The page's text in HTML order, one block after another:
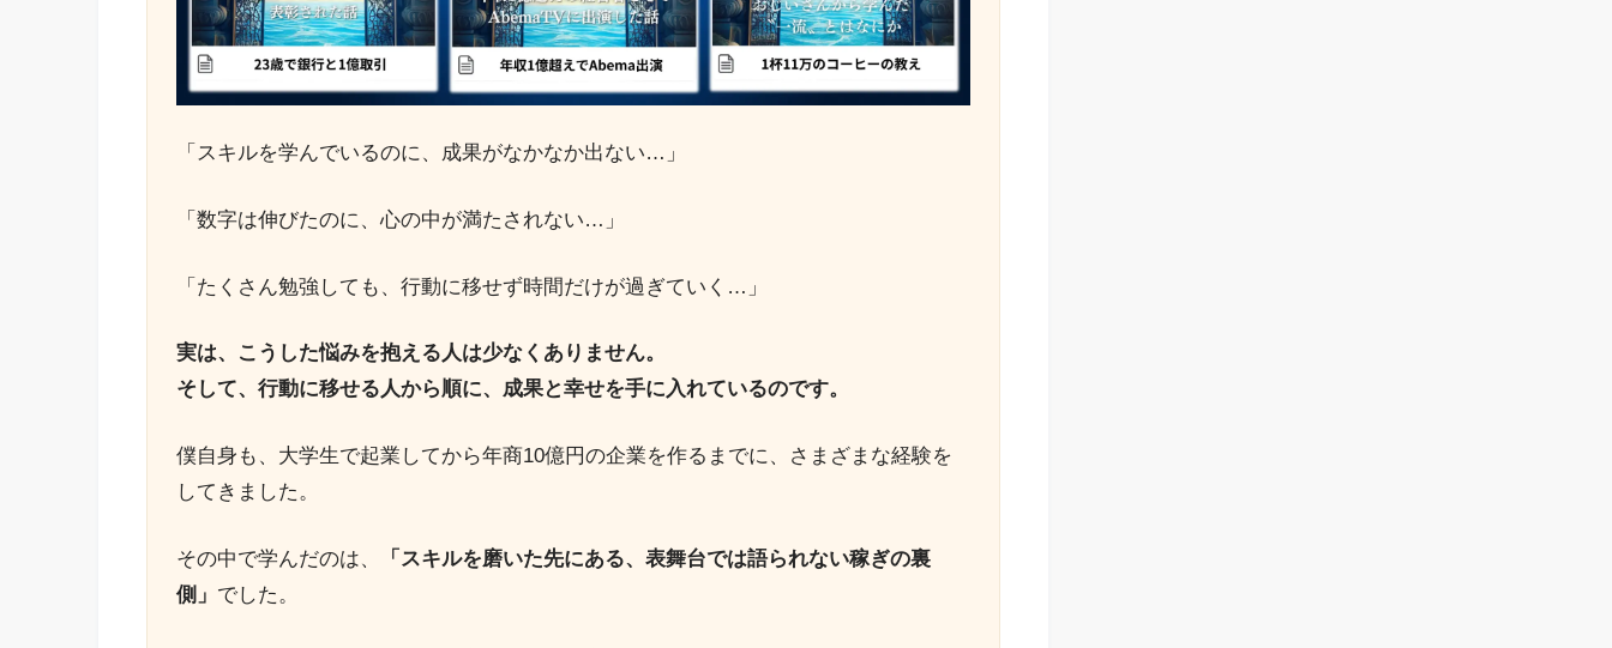
「スキルを学んでいるのに、成果がなかなか出ない…」
「数字は伸びたのに、心の中が満たされない…」
「たくさん勉強しても、行動に移せず時間だけが過ぎていく…」
実は、こうした悩みを抱える人は少なくありません。
そして、行動に移せる人から順に、成果と幸せを手に入れているのです。
僕自身も、大学生で起業してから年商10億円の企業を作るまでに、さまざまな経験を
してきました。
その中で学んだのは、
「スキルを磨いた先にある、表舞台では語られない稼ぎの裏
側」 でした。